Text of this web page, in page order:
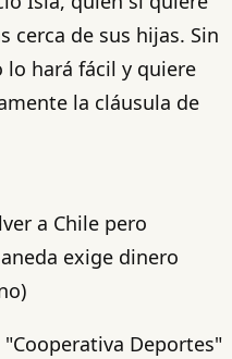
cerca de sus hijas. Sin
hará fácil y quiere
la cláusula de
a Chile pero
exige dinero
Deportes"